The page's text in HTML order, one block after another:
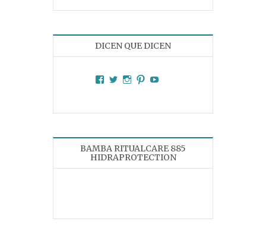
DICEN QUE DICEN
Facebook
TwitterInstagram
Pinterest
BAMBA RITUALCARE 885
HIDRAPROTECTION